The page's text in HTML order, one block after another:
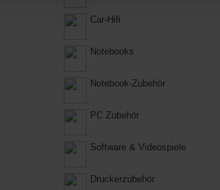
Car-Hifi
Notebooks
Notebook-Zubehör
PC Zubehör
Software & Videospiele
Druckerzubehör